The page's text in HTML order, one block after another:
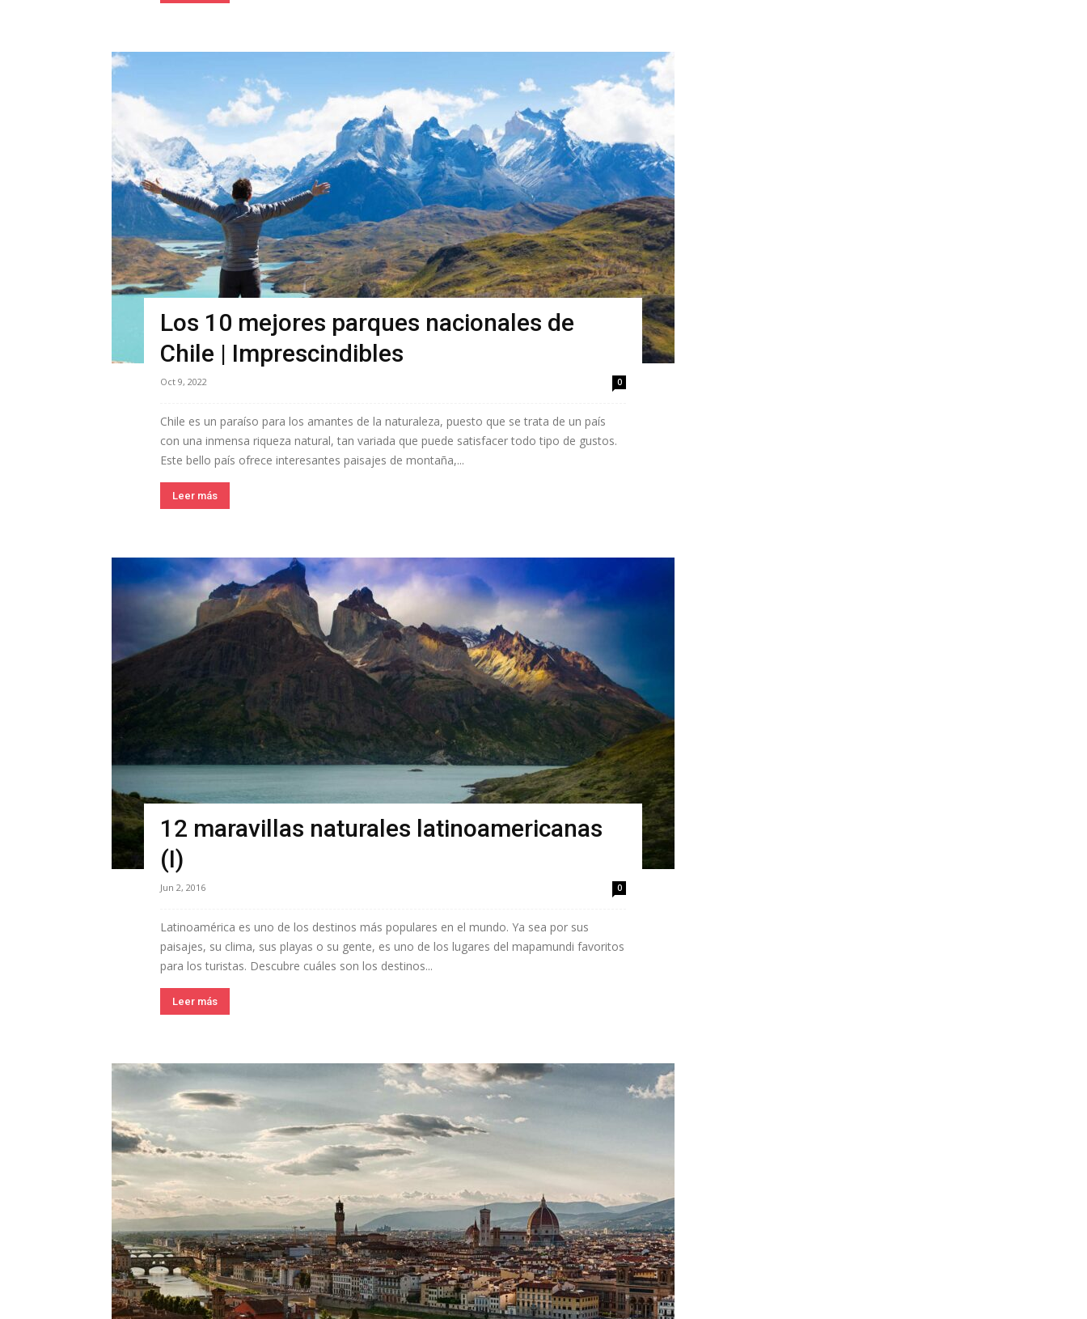
Los 10 mejores parques nacionales de
Chile | Imprescindibles
Oct 9, 2022 0
Chile es un paraíso para los amantes de la naturaleza, puesto que se trata de un país
con una inmensa riqueza natural, tan variada que puede satisfacer todo tipo de gustos.
Este bello país ofrece interesantes paisajes de montaña,...
Leer más
12 maravillas naturales latinoamericanas
(I)
Jun 2, 2016 0
Latinoamérica es uno de los destinos más populares en el mundo. Ya sea por sus
paisajes, su clima, sus playas o su gente, es uno de los lugares del mapamundi favoritos
para los turistas. Descubre cuáles son los destinos...
Leer más